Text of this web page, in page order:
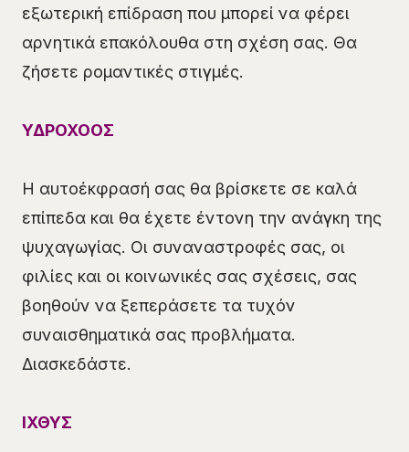
εξωτερική επίδραση που μπορεί να φέρει
αρνητικά επακόλουθα στη σχέση σας. Θα
ζήσετε ρομαντικές στιγμές.
ΥΔΡΟΧΟΟΣ
Η αυτοέκφρασή σας θα βρίσκετε σε καλά
επίπεδα και θα έχετε έντονη την ανάγκη της
ψυχαγωγίας. Οι συναναστροφές σας, οι
φιλίες και οι κοινωνικές σας σχέσεις, σας
βοηθούν να ξεπεράσετε τα τυχόν
συναισθηματικά σας προβλήματα.
Διασκεδάστε.
ΙΧΘΥΣ